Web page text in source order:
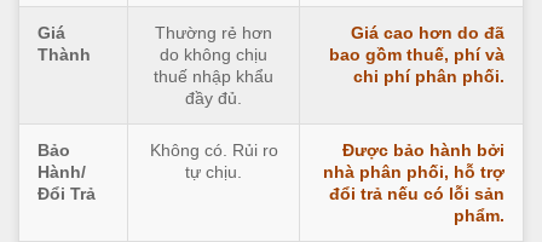
Giá
Thành
Thường rẻ hơn
do không chịu
thuế nhập khẩu
đầy đủ.
Giá cao hơn do đã
bao gồm thuế, phí và
chi phí phân phối.
Bảo
Hành/
Đổi Trả
Không có. Rủi ro
tự chịu.
Được bảo hành bởi
nhà phân phối, hỗ trợ
đổi trả nếu có lỗi sản
phẩm.